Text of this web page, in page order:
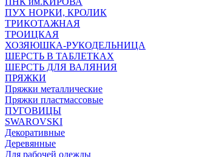
ПУХ НОРКИ, КРОЛИК
ТРИКОТАЖНАЯ
ТРОИЦКАЯ
ХОЗЯЮШКА-РУКОДЕЛЬНИЦА
ШЕРСТЬ В ТАБЛЕТКАХ
ШЕРСТЬ ДЛЯ ВАЛЯНИЯ
ПРЯЖКИ
Пряжки металлические
Пряжки пластмассовые
ПУГОВИЦЫ
SWAROVSKI
Декоративные
Деревянные
Для рабочей одежды